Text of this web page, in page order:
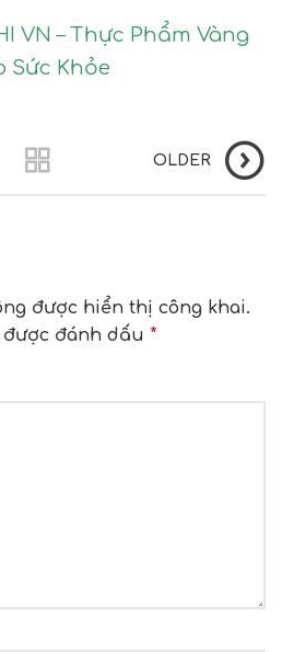
VN – Thực Phẩm Vàng
Sức Khỏe
OLDER
được hiển thị công khai.
đánh dấu *